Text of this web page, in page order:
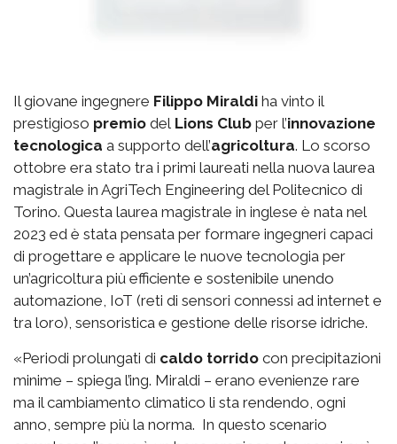
Il giovane ingegnere Filippo Miraldi ha vinto il
prestigioso premio del Lions Club per l’innovazione
tecnologica a supporto dell’agricoltura. Lo scorso
ottobre era stato tra i primi laureati nella nuova laurea
magistrale in AgriTech Engineering del Politecnico di
Torino. Questa laurea magistrale in inglese è nata nel
2023 ed è stata pensata per formare ingegneri capaci
di progettare e applicare le nuove tecnologia per
un’agricoltura più efficiente e sostenibile unendo
automazione, IoT (reti di sensori connessi ad internet e
tra loro), sensoristica e gestione delle risorse idriche.
«Periodi prolungati di caldo torrido con precipitazioni
minime – spiega l’ing. Miraldi – erano evenienze rare
ma il cambiamento climatico li sta rendendo, ogni
anno, sempre più la norma. In questo scenario